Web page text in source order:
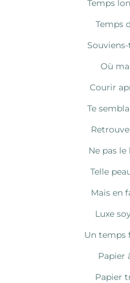
Temps
Temps
Où
Courir
Te
Ne pas
Telle
Mais en
Luxe
Un temps
Papier
Papier